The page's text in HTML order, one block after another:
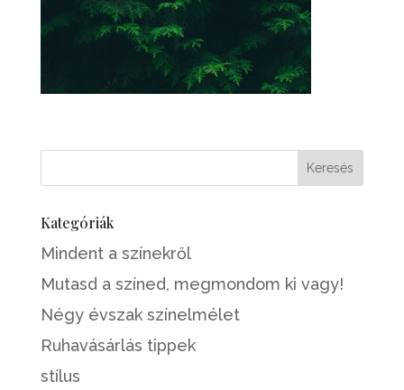
Kategóriák
Mindent a színekről
Mutasd a színed, megmondom ki vagy!
Négy évszak színelmélet
Ruhavásárlás tippek
stílus